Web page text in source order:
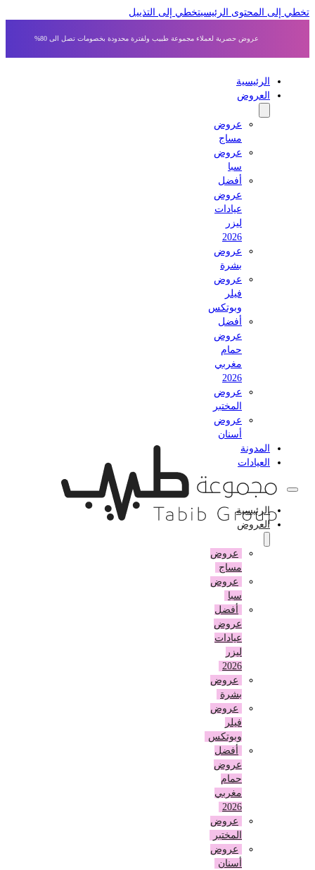
إلى المحتوى الرئيسي تخطي إلى التذييل
عروض حصرية لعملاء مجموعة طبيب ولفترة محدودة بخصومات تصل الى 80%
الرئيسية
العروض
عروض
مساج
عروض
أفضل
عروض
عيادات
عروض
بشرة
عروض
وبوتكس
أفضل
عروض
حمام
مغربي
عروض
المختبر
عروض
أسنان
المدونة
العيادات
الرئيسية
العروض
عروض
مساج
عروض
أفضل
عروض
عيادات
عروض
بشرة
عروض
وبوتكس
أفضل
عروض
حمام
مغربي
عروض
المختبر
عروض
أسنان